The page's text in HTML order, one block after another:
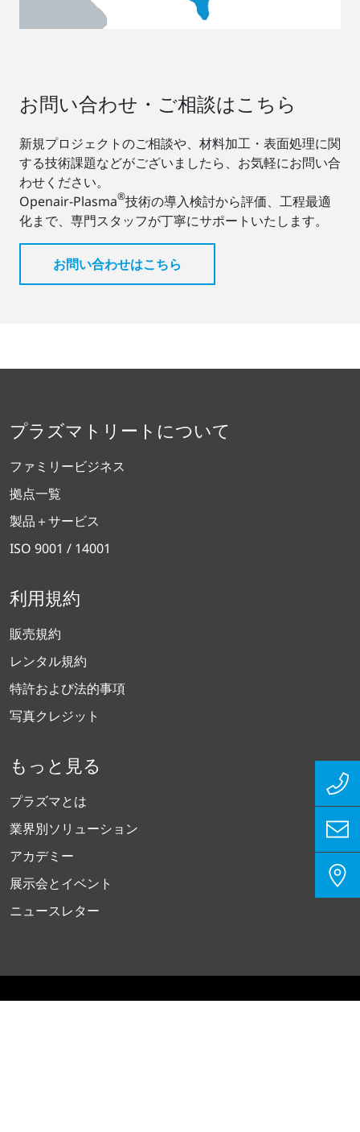
お問い合わせ・ご相談はこちら
新規プロジェクトのご相談や、材料加工・表面処理に関
する技術課題などがございましたら、お気軽にお問い合
わせください。
Openair-Plasma®技術の導入検討から評価、工程最適
化まで、専門スタッフが丁寧にサポートいたします。
お問い合わせはこちら
プラズマトリートについて
ファミリービジネス
拠点一覧
製品＋サービス
ISO 9001 / 14001
利用規約
販売規約
レンタル規約
特許および法的事項
写真クレジット
もっと見る
プラズマとは
業界別ソリューション
アカデミー
展示会とイベント
ニュースレター